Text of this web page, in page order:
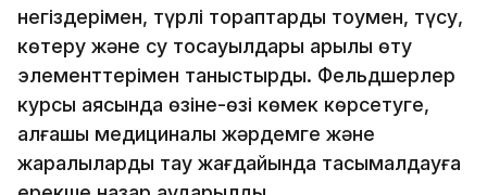
негіздерімен, түрлі тораптарды тоқумен, түсу,
көтеру және су тосқауылдары арқылы өту
элементтерімен таныстырды. Фельдшерлер
курсы аясында өзіне-өзі көмек көрсетуге,
алғашқы медициналық жәрдемге және
жаралыларды тау жағдайында тасымалдауға